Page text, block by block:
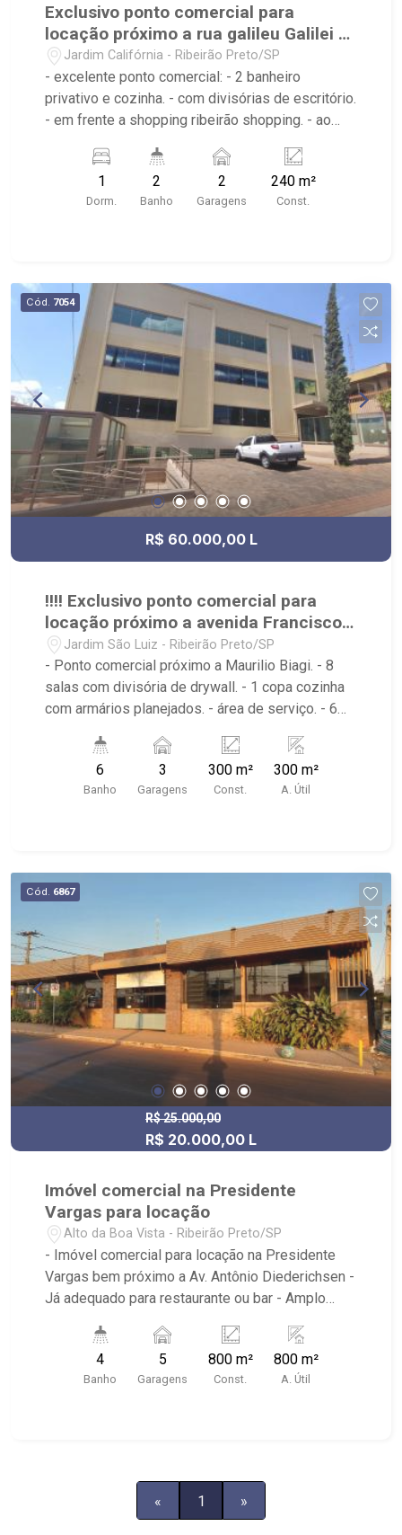
Exclusivo ponto comercial para
locação próximo a rua galileu Galilei e
rua salvador Deloiágono
Jardim Califórnia - Ribeirão Preto/SP
- excelente ponto comercial: - 2 banheiro
privativo e cozinha. - com divisórias de escritório.
- em frente a shopping ribeirão shopping. - ao
1
Dorm.
2
Banho
2
Garagens
240 m²
Const.
Cód. 7054
R$ 60.000,00 L
!!!! Exclusivo ponto comercial para
locação próximo a avenida Francisco
Junqueira e Antônio Barachini.
Jardim São Luiz - Ribeirão Preto/SP
- Ponto comercial próximo a Maurilio Biagi. - 8
salas com divisória de drywall. - 1 copa cozinha
com armários planejados. - área de serviço. - 6
ponto comercial próximo a Maurilio Biagi e -
Havan. - Burger king.
6
Banho
3
Garagens
300 m²
Const.
300 m²
A. Útil
Cód. 6867
R$ 25.000,00
R$ 20.000,00 L
Imóvel comercial na Presidente
Vargas para locação
Alto da Boa Vista - Ribeirão Preto/SP
- Imóvel comercial para locação na Presidente
Vargas bem próximo a Av. Antônio Diederichsen -
Já adequado para restaurante ou bar - Amplo
depósitos e almoxarifado - Câmaras frias - Caixa
Excelente esquina: Presidente Vargas com José
4
Banho
5
Garagens
800 m²
Const.
800 m²
A. Útil
« 1 »